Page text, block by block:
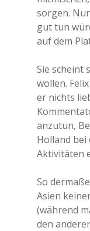
sorgen.
gut tun
auf dem
Sie scheint
wollen.
er nichts
anzutun,
Holland
Aktivitäten
So
Asien
(während
den